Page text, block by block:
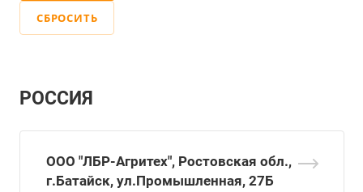
РОССИЯ
ООО "ЛБР-Агритех", Ростовская обл.,
г.Батайск, ул.Промышленная, 27Б